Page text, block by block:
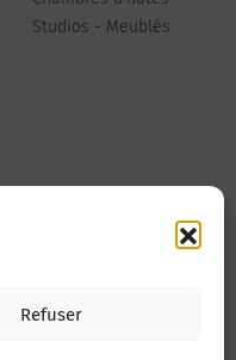
Refuser
Studios - Meublés